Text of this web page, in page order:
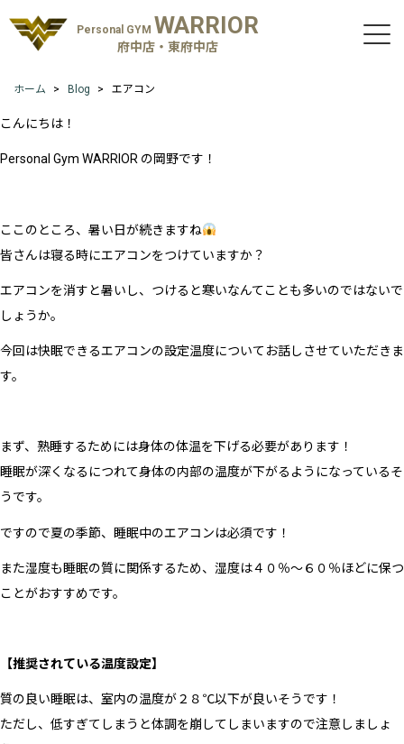
Personal GYM WARRIOR
府中店・東府中店
ホーム Blog エアコン
こんにちは！
Personal Gym WARRIOR の岡野です！
ここのところ、暑い日が続きますね
皆さんは寝る時にエアコンをつけていますか？
エアコンを消すと暑いし、つけると寒いなんてことも多いのではないで
しょうか。
今回は快眠できるエアコンの設定温度についてお話しさせていただきま
す。
まず、熟睡するためには身体の体温を下げる必要があります！
睡眠が深くなるにつれて身体の内部の温度が下がるようになっているそ
うです。
ですので夏の季節、睡眠中のエアコンは必須です！
また湿度も睡眠の質に関係するため、湿度は４０％〜６０％ほどに保つ
ことがおすすめです。
【推奨されている温度設定】
質の良い睡眠は、室内の温度が２８℃以下が良いそうです！
ただし、低すぎてしまうと体調を崩してしまいますので注意しましょ